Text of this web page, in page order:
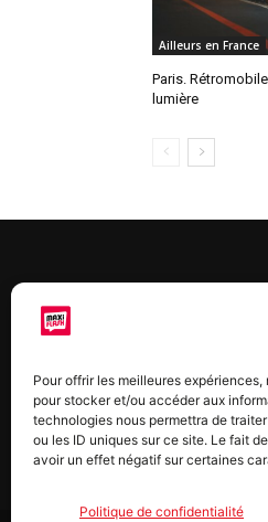
Pour offrir les meilleures
pour stocker et/ou accéder aux
technologies nous permettra de
ou les ID uniques sur ce site. Le fait
avoir un effet négatif sur certaines
Politique de confidentialité
Ailleurs en France
Paris.
lumière